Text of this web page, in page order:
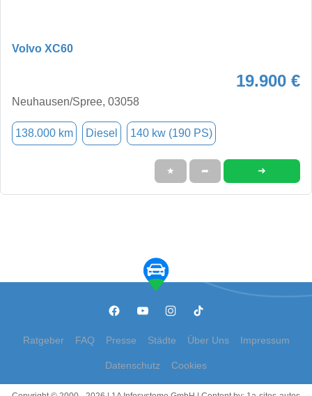
Volvo XC60
19.900 €
Neuhausen/Spree, 03058
138.000 km Diesel 140 kw (190 PS)
★ ➦ ➜
Ratgeber FAQ Presse Städte Über Uns Impressum
Datenschutz Cookies